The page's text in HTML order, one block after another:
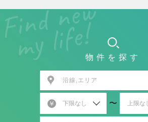
物件を探す
沿線,エリア
〜